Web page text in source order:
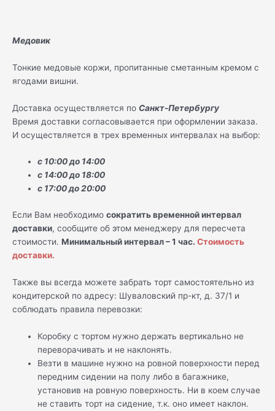
Медовик
Тонкие медовые коржи, пропитанные сметанным кремом с
ягодами вишни.
Доставка осуществляется по Санкт-Петербургу
Время доставки согласовывается при оформлении заказа.
И осуществляется в трех временных интервалах на выбор:
с 10:00 до 14:00
с 14:00 до 18:00
с 17:00 до 20:00
Если Вам необходимо сократить временной интервал
доставки, сообщите об этом менеджеру для пересчета
стоимости. Минимальный интервал – 1 час. Стоимость
доставки.
Также вы всегда можете забрать торт самостоятельно из
кондитерской по адресу: Шуваловский пр-кт, д. 37/1 и
соблюдать правила перевозки:
Коробку с тортом нужно держать вертикально не
переворачивать и не наклонять.
Везти в машине нужно на ровной поверхности перед
передним сидении на полу либо в багажнике,
установив на ровную поверхность. Ни в коем случае
не ставить торт на сидение, т.к. оно имеет наклон.